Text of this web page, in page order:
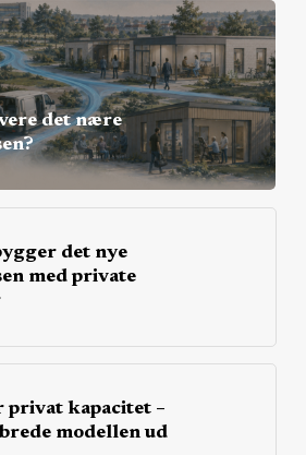
det nære
det nye
med private
privat kapacitet –
modellen ud